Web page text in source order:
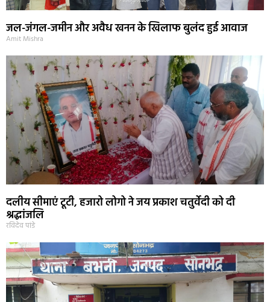
जल-जंगल-जमीन और अवैध खनन के खिलाफ बुलंद हुई आवाज
Amit Mishra
दलीय सीमाएं टूटी, हजारो लोगो ने जय प्रकाश चतुर्वेदी को दी
श्रद्धांजलि
रविदेव पांडे